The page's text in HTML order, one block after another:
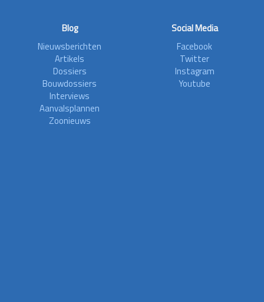
Blog
Nieuwsberichten
Artikels
Dossiers
Bouwdossiers
Interviews
Aanvalsplannen
Zoonieuws
Social Media
Facebook
Twitter
Instagram
Youtube